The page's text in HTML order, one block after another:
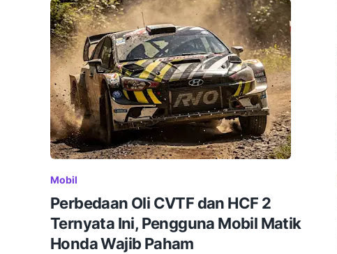
Mobil
Perbedaan Oli CVTF dan HCF 2
Ternyata Ini, Pengguna Mobil Matik
Honda Wajib Paham